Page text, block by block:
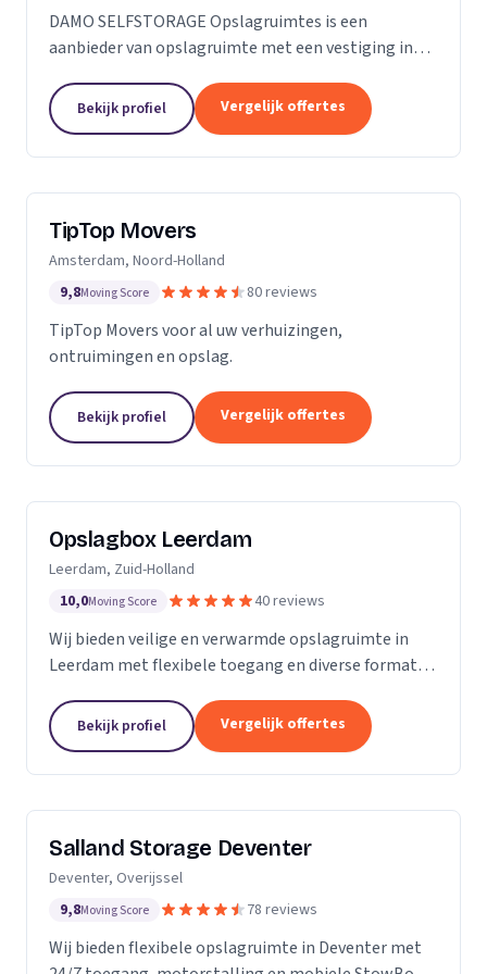
DAMO SELFSTORAGE Opslagruimtes is een
aanbieder van opslagruimte met een vestiging in
Bekijk profiel Vergelijk offertes
TipTop Movers
Amsterdam, Noord-Holland
9,8Moving Score 80 reviews
TipTop Movers voor al uw verhuizingen,
ontruimingen en opslag.
Bekijk profiel Vergelijk offertes
Opslagbox Leerdam
Leerdam, Zuid-Holland
10,0Moving Score 40 reviews
Wij bieden veilige en verwarmde opslagruimte in
Leerdam met flexibele toegang en diverse formaten
Bekijk profiel Vergelijk offertes
Salland Storage Deventer
Deventer, Overijssel
9,8Moving Score 78 reviews
Wij bieden flexibele opslagruimte in Deventer met